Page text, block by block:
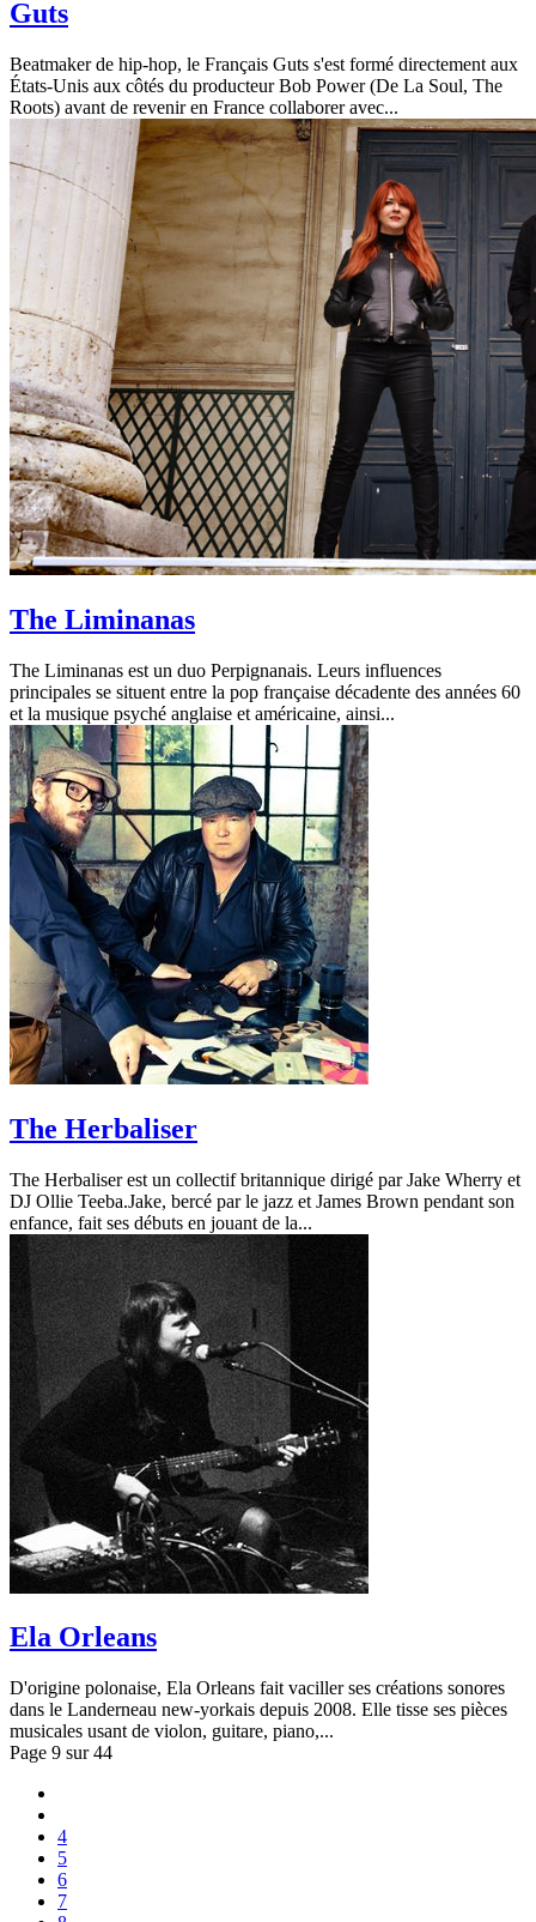
Guts
Beatmaker de hip-hop, le Français Guts s'est formé directement aux
États-Unis aux côtés du producteur Bob Power (De La Soul, The
Roots) avant de revenir en France collaborer avec...
The Liminanas
The Liminanas est un duo Perpignanais. Leurs influences
principales se situent entre la pop française décadente des années 60
et la musique psyché anglaise et américaine, ainsi...
The Herbaliser
The Herbaliser est un collectif britannique dirigé par Jake Wherry et
DJ Ollie Teeba.Jake, bercé par le jazz et James Brown pendant son
enfance, fait ses débuts en jouant de la...
Ela Orleans
D'origine polonaise, Ela Orleans fait vaciller ses créations sonores
dans le Landerneau new-yorkais depuis 2008. Elle tisse ses pièces
musicales usant de violon, guitare, piano,...
Page 9 sur 44
4
5
6
7